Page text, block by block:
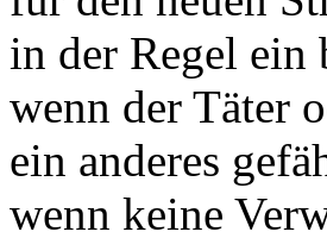
in der Regel ein
wenn der Täter
ein anderes
wenn keine